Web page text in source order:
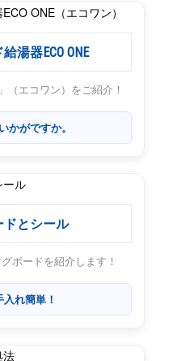
湯器ECO ONE
（エコワン）をご紹介！
かがですか。
ドとシール
ボードを紹介します！
れ簡単！